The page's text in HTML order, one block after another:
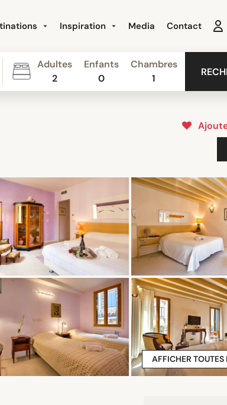
Inspiration Media Contact
Adultes
2
Enfants
0
Chambres
1
AFFICHER TOUTES